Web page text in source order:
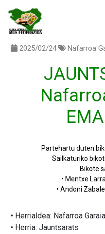
2025/02/24 Nafarroa
Partehartu duten
Sailkaturiko
Bikote
• Mentxe
• Andoni
• Herrialdea: Nafarroa Garaia
• Herria: Jauntsarats